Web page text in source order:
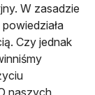
W zasadzie
Czy jednak